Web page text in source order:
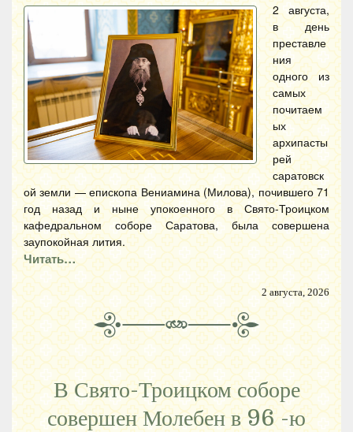
2 августа,
в день
преставле
ния
одного из
самых
почитаем
ых
архипасты
рей
саратовск
ой земли — епископа Вениамина (Милова), почившего 71
год назад и ныне упокоенного в Свято-Троицком
кафедральном соборе Саратова, была совершена
заупокойная лития.
Читать…
2 августа, 2026
В Свято-Троицком соборе
совершен Молебен в 96 -ю